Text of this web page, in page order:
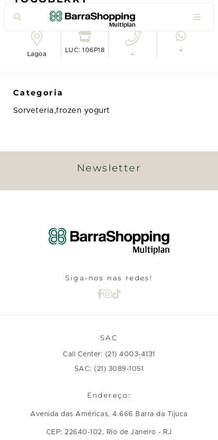
Ver no mapa
Lagoa
LUC: 106P18
-
-
Categoria
Sorveteria,frozen yogurt
Newsletter
Siga-nos nas redes!
SAC
Call Center: (21) 4003-4131
SAC: (21) 3089-1051
Endereço:
Avenida das Américas, 4.666 Barra da Tijuca
CEP: 22640-102, Rio de Janeiro - RJ